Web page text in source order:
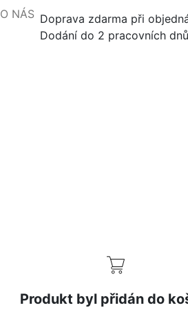
O NÁS Doprava zdarma při
Dodání do 2 pracovních dnů
Produkt byl přidán do